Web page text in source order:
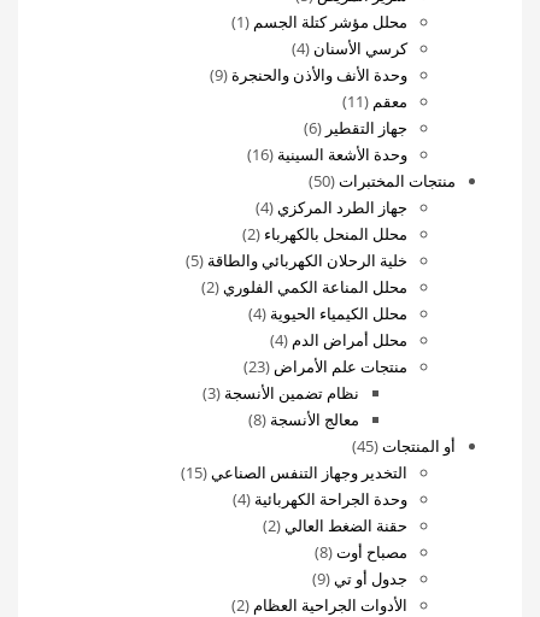
منتجات
محلل مؤشر كتلة الجسم 1
واحد
كرسي الأسنان 4
4
منتجات
وحدة الأنف والأذن والحنجرة 9
9
معقم 11
11
منتج
جهاز التقطير 6
6
منتجات
وحدة الأشعة السينية 16
16
منتجات المختبرات 50
50
منتج
جهاز الطرد المركزي 4
4
منتجات محلل المنحل بالكهرباء 2
2
منتجات
خلية الرحلان الكهربائي والطاقة 5
5
محلل المناعة الكمي الفلوري 2
2
محلل الكيمياء الحيوية 4
4
محلل أمراض الدم 4
4
منتجاتمنتجات علم الأمراض 23
23
منتج
نظام تضمين الأنسجة 3
3
معالج الأنسجة 8
8
أو المنتجات 45
45
منتج
التخدير وجهاز التنفس الصناعي 15
15
وحدة الجراحة الكهربائية 4
4
حقنة الضغط العالي 2
2
مصباح أوت 8
8
منتجات
جدول أو تي 9
9
منتجات
الأدوات الجراحية العظام 2
2